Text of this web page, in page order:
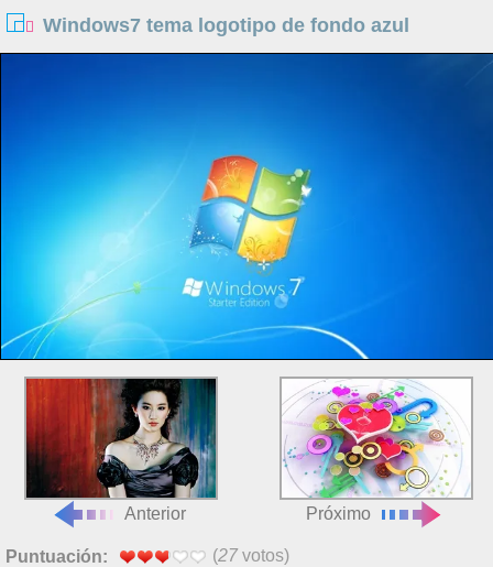
Windows7 tema logotipo de fondo azul
Anterior Próximo
Puntuación: (27votos)